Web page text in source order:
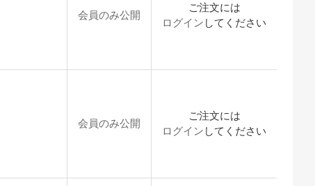
会員のみ公開
ご注文には
ログイン してください
会員のみ公開
ご注文には
ログイン してください